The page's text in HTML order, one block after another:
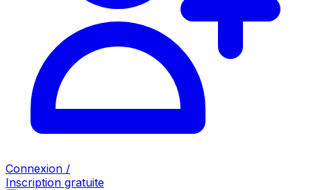
Connexion /
Inscription gratuite